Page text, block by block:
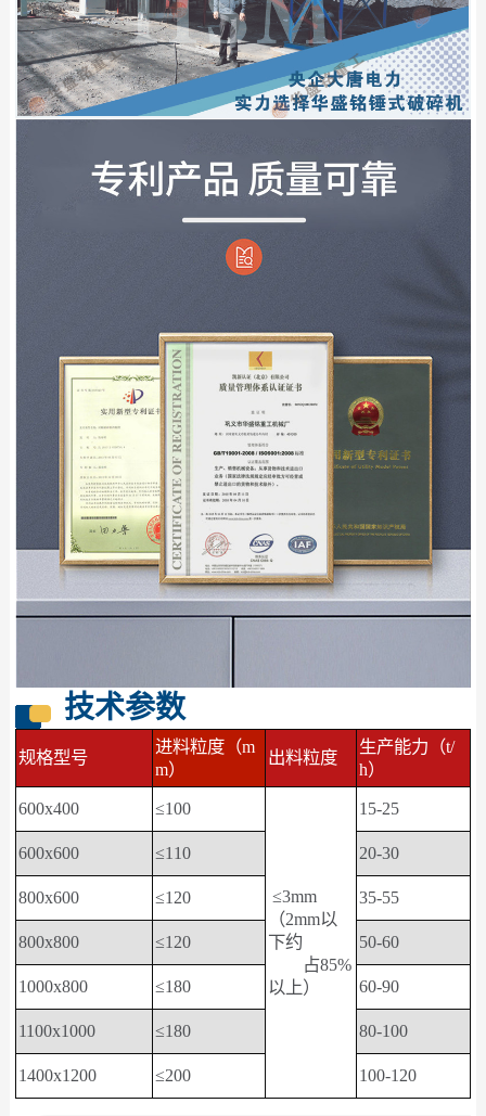
技术参数
规格型号
进料粒度（m
m）
出料粒度
生产能力（t/
h）
600x400
≤100
≤3mm
（2mm以
下约
占85%
以上）
15-25
600x600 ≤110 20-30
800x600 ≤120 35-55
800x800 ≤120 50-60
1000x800 ≤180 60-90
1100x1000 ≤180 80-100
1400x1200 ≤200 100-120